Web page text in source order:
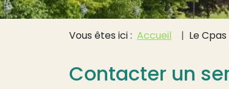
Fil d'Ariane
Vous êtes ici : Accueil Le Cpas
Contacter un